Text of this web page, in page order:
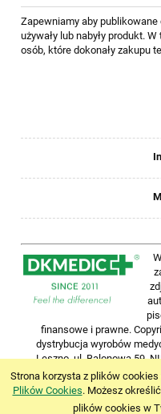
Strona korzysta z plików
Plików Cookies. Możesz
plików cookies w
Zapewniamy aby publikowane
używały lub nabyły produkt.
osób, które dokonały zakupu
finansowe i prawne.
dystrybucja wyrobów
Leszno, ul. Balonowa 59,
Wszelkie prawa